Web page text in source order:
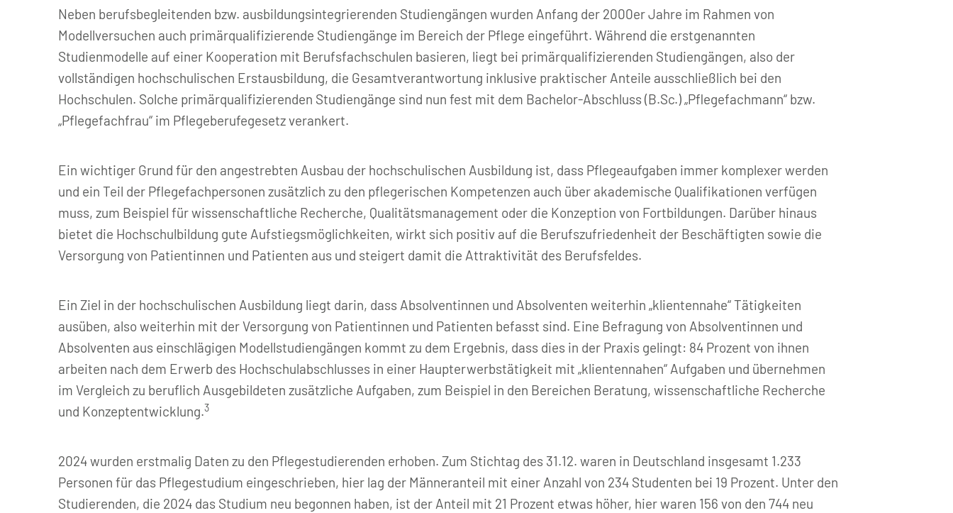
Neben berufsbegleitenden bzw. ausbildungsintegrierenden Studiengängen wurden Anfang der 2000er Jahre im Rahmen von
Modellversuchen auch primärqualifizierende Studiengänge im Bereich der Pflege eingeführt. Während die erstgenannten
Studienmodelle auf einer Kooperation mit Berufsfachschulen basieren, liegt bei primärqualifizierenden Studiengängen, also der
vollständigen hochschulischen Erstausbildung, die Gesamtverantwortung inklusive praktischer Anteile ausschließlich bei den
Hochschulen. Solche primärqualifizierenden Studiengänge sind nun fest mit dem Bachelor-Abschluss (B.Sc.) „Pflegefachmann“ bzw.
„Pflegefachfrau“ im Pflegeberufegesetz verankert.
Ein wichtiger Grund für den angestrebten Ausbau der hochschulischen Ausbildung ist, dass Pflegeaufgaben immer komplexer werden
und ein Teil der Pflegefachpersonen zusätzlich zu den pflegerischen Kompetenzen auch über akademische Qualifikationen verfügen
muss, zum Beispiel für wissenschaftliche Recherche, Qualitätsmanagement oder die Konzeption von Fortbildungen. Darüber hinaus
bietet die Hochschulbildung gute Aufstiegsmöglichkeiten, wirkt sich positiv auf die Berufszufriedenheit der Beschäftigten sowie die
Versorgung von Patientinnen und Patienten aus und steigert damit die Attraktivität des Berufsfeldes.
Ein Ziel in der hochschulischen Ausbildung liegt darin, dass Absolventinnen und Absolventen weiterhin „klientennahe“ Tätigkeiten
ausüben, also weiterhin mit der Versorgung von Patientinnen und Patienten befasst sind. Eine Befragung von Absolventinnen und
Absolventen aus einschlägigen Modellstudiengängen kommt zu dem Ergebnis, dass dies in der Praxis gelingt: 84 Prozent von ihnen
arbeiten nach dem Erwerb des Hochschulabschlusses in einer Haupterwerbstätigkeit mit „klientennahen“ Aufgaben und übernehmen
im Vergleich zu beruflich Ausgebildeten zusätzliche Aufgaben, zum Beispiel in den Bereichen Beratung, wissenschaftliche Recherche
und Konzeptentwicklung.3
2024 wurden erstmalig Daten zu den Pflegestudierenden erhoben. Zum Stichtag des 31.12. waren in Deutschland insgesamt 1.233
Personen für das Pflegestudium eingeschrieben, hier lag der Männeranteil mit einer Anzahl von 234 Studenten bei 19 Prozent. Unter den
Studierenden, die 2024 das Studium neu begonnen haben, ist der Anteil mit 21 Prozent etwas höher, hier waren 156 von den 744 neu